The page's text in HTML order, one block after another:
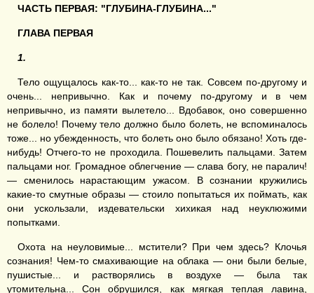
ЧАСТЬ ПЕРВАЯ: "ГЛУБИНА-ГЛУБИНА..."
ГЛАВА ПЕРВАЯ
1.
Тело ощущалось как-то... как-то не так. Совсем по-другому и
очень... непривычно. Как и почему по-другому и в чем
непривычно, из памяти вылетело... Вдобавок, оно совершенно
не болело! Почему тело должно было болеть, не вспоминалось
тоже... но убежденность, что болеть оно было обязано! Хоть где-
нибудь! Отчего-то не проходила. Пошевелить пальцами. Затем
пальцами ног. Громадное облегчение — слава богу, не паралич!
— сменилось нарастающим ужасом. В сознании кружились
какие-то смутные образы — стоило попытаться их поймать, как
они ускользали, издевательски хихикая над неуклюжими
попытками.
Охота на неуловимые... мстители? При чем здесь? Клочья
сознания! Чем-то смахивающие на облака — они были белые,
пушистые... и растворялись в воздухе — была так
утомительна... Сон обрушился, как мягкая теплая лавина,